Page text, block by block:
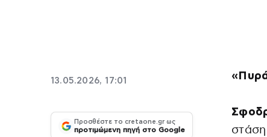
13.05.2026, 17:01
Προσθέστε το cretaone.gr ως
προτιμώμενη πηγή στο Google